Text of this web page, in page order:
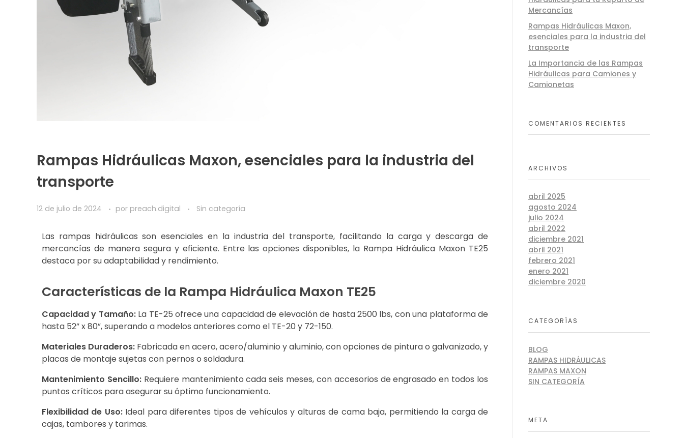
Rampas Hidráulicas Maxon, esenciales para la industria del
transporte
12 de julio de 2024 por preach.digital Sin categoría
Las rampas hidráulicas son esenciales en la industria del transporte, facilitando la carga y descarga de
mercancías de manera segura y eficiente. Entre las opciones disponibles, la Rampa Hidráulica Maxon TE25
destaca por su adaptabilidad y rendimiento.
Características de la Rampa Hidráulica Maxon TE25
Capacidad y Tamaño:La TE-25 ofrece una capacidad de elevación de hasta 2500 lbs, con una plataforma de
hasta 52” x 80”, superando a modelos anteriores como el TE-20 y 72-150.
Materiales Duraderos: Fabricada en acero, acero/aluminio y aluminio, con opciones de pintura o galvanizado, y
placas de montaje sujetas con pernos o soldadura.
Mantenimiento Sencillo:Requiere mantenimiento cada seis meses, con accesorios de engrasado en todos los
puntos críticos para asegurar su óptimo funcionamiento.
Flexibilidad de Uso:Ideal para diferentes tipos de vehículos y alturas de cama baja, permitiendo la carga de
cajas, tambores y tarimas.
Mercancías
Rampas Hidráulicas Maxon,
esenciales para la industria del
transporte
La Importancia de las Rampas
Hidráulicas para Camiones y
Camionetas
COMENTARIOS RECIENTES
ARCHIVOS
abril 2025
agosto 2024
julio 2024
abril 2022
diciembre 2021
abril 2021
febrero 2021
enero 2021
diciembre 2020
CATEGORÍAS
BLOG
RAMPAS HIDRÁULICAS
RAMPAS MAXON
SIN CATEGORÍA
META